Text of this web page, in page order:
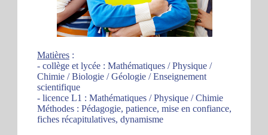
Matières :
- collège et lycée : Mathématiques / Physique /
Chimie / Biologie / Géologie / Enseignement
scientifique
- licence L1 : Mathématiques / Physique / Chimie
Méthodes : Pédagogie, patience, mise en confiance,
fiches récapitulatives, dynamisme